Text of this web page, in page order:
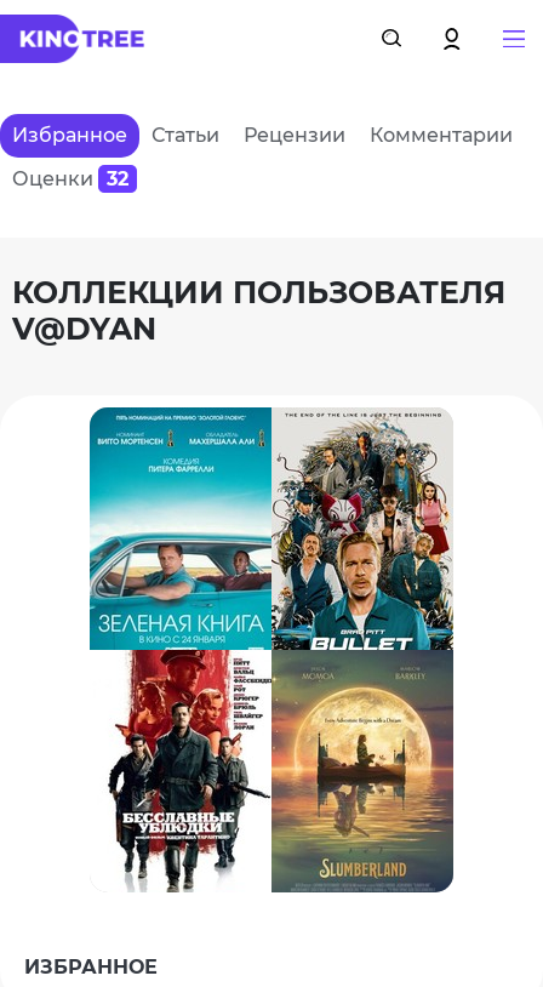
Избранное Статьи Рецензии
Комментарии
Оценки
32
КОЛЛЕКЦИИ ПОЛЬЗОВАТЕЛЯ
V@DYAN
ИЗБРАННОЕ